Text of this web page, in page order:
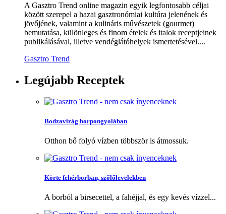
A Gasztro Trend online magazin egyik legfontosabb céljai
között szerepel a hazai gasztronómiai kultúra jelenének és
jövőjének, valamint a kulináris művészetek (gourmet)
bemutatása, különleges és finom ételek és italok receptjeinek
publikálásával, illetve vendéglátóhelyek ismertetésével....
Gasztro Trend
Legújabb Receptek
Bodzavirág borpongyolában
Otthon bő folyó vízben többször is átmossuk.
Körte fehérborban, szőlőlevelekben
A borból a birsecettel, a fahéjjal, és egy kevés vízzel...